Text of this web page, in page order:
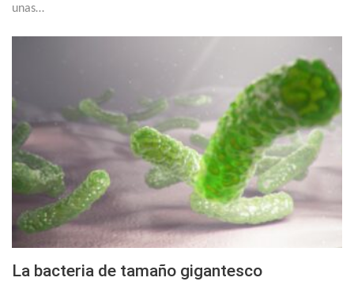
unas…
La bacteria de tamaño gigantesco